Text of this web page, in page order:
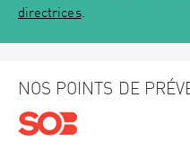
directrices.
NOS POINTS DE